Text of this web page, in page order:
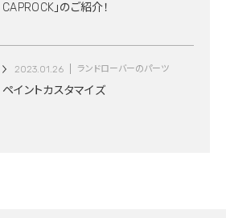
CAPROCK」のご紹介！
2023.01.26 ランドローバーのパーツ
ペイントカスタマイズ